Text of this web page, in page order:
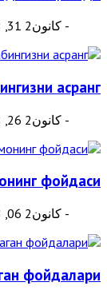
- كانون2 31, 2018
асранг!
- كانون2 26, 2018
фойдаси
- كانون2 06, 2018
фойдалари